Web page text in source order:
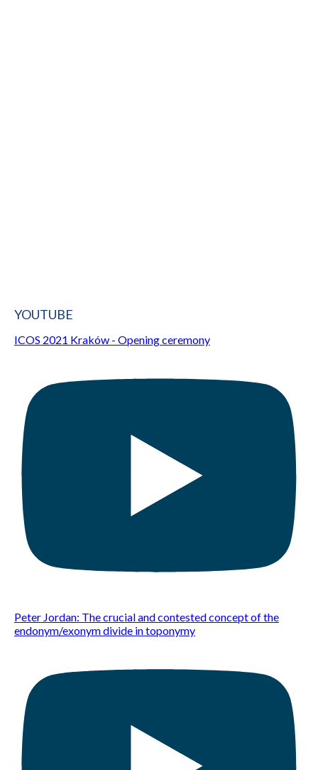
YOUTUBE
ICOS 2021 Kraków - Opening ceremony
Peter Jordan: The crucial and contested concept of the
endonym/exonym divide in toponymy